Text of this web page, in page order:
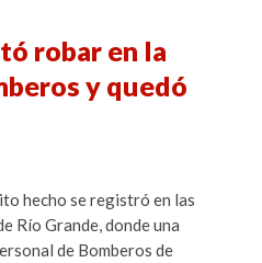
robar en la
y quedó
hecho se registró en las
Río Grande, donde una
de Bomberos de